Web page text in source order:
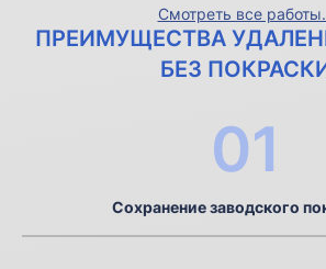
Смотреть все
ПРЕИМУЩЕСТВА
БЕЗ
01
Сохранение заводского